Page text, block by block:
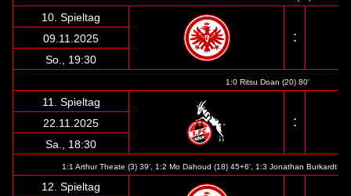
10. Spieltag
:
09.11.2025
So., 19:30
1:0 Ritsu Doan (20) 80'
11. Spieltag
:
22.11.2025
Sa., 18:30
1:1 Arthur Theate (3) 39', 1:2 Mo Dahoud (18) 45+6', 1:3 Jonathan Burkardt
12. Spieltag